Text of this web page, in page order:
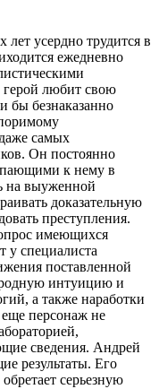
усердно трудится в
ежедневно
герой любит свою
бы безнаказанно
самых
Он постоянно
к нему в
на выуженной
доказательную
преступления.
имеющихся
у специалиста
поставленной
интуицию и
а также наработки
персонаж не
сведения. Андрей
результаты. Его
серьезную